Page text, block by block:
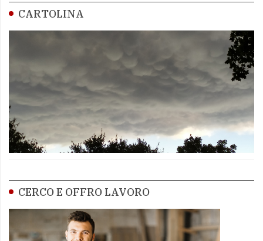
CARTOLINA
CERCO E OFFRO LAVORO